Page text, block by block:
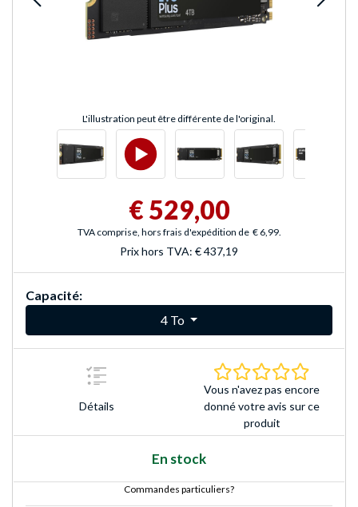
L'illustration peut être différente de l'original.
€ 529,00
TVA comprise, hors frais d'expédition de € 6,99.
Prix hors TVA: € 437,19
Capacité:
4 To
Détails
Vous n'avez pas encore
donné votre avis sur ce
produit
En stock
Commandes particuliers?